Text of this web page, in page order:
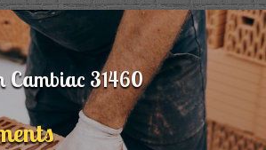
Cambiac 31460